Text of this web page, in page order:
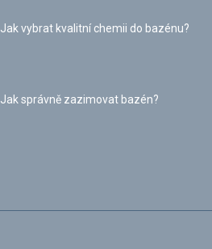
Jak vybrat kvalitní chemii do bazénu?
Jak správně zazimovat bazén?